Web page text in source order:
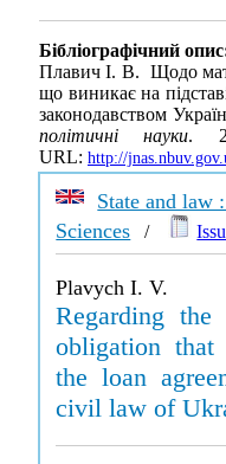
Бібліографічний
Плавич І. В. Щодо
що виникає на
законодавством
політичні науки.
URL: http://
State and law
Sciences /
Plavych I. V.
Regarding
obligation
the loan
civil law of